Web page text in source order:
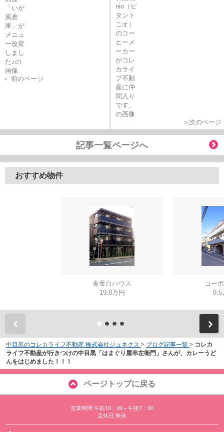
＜ 前のページ
＞次のページ
記事一覧ページへ
おすすめ物件
青葉台ハウス
19.8万円
コー
9.5
中目黒のコレカライフ不動産 株式会社ジュネクス > ブログ記事一覧 > コレカ
ライフ不動産が行きつけの中目黒「はまぐり屋串左衛門」さんが、カレーうど
んをはじめました！！！
ページトップに戻る
営業時間:午前10：00～午後7：00
定休日:無休